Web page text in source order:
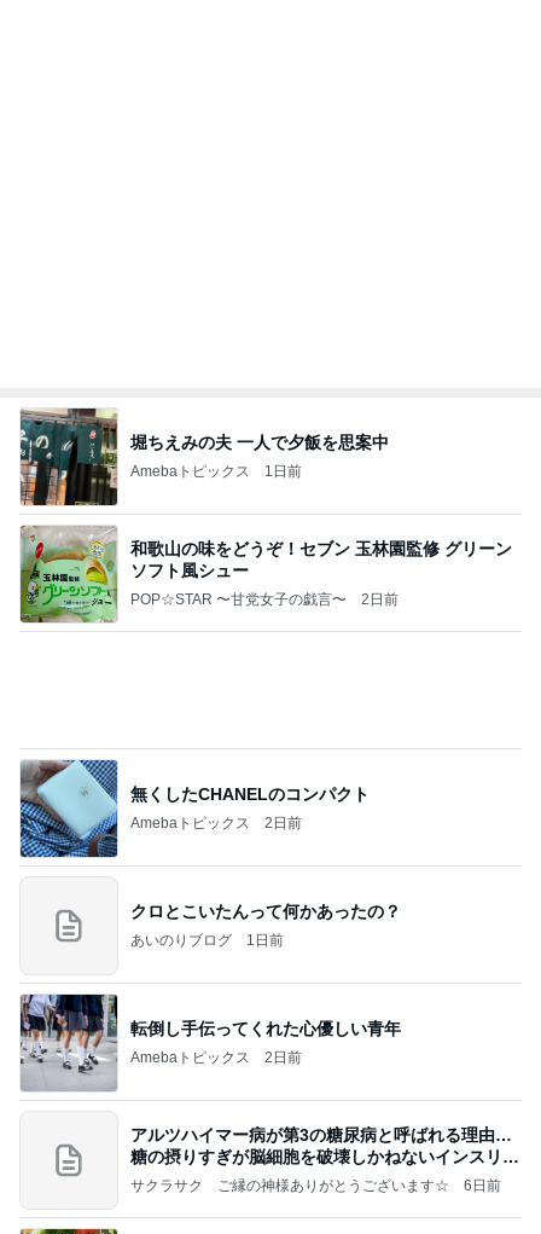
堀ちえみの夫 一人で夕飯を思案中
Amebaトピックス 1日前
和歌山の味をどうぞ！セブン 玉林園監修 グリーン
ソフト風シュー
POP☆STAR 〜甘党女子の戯言〜 2日前
無くしたCHANELのコンパクト
Amebaトピックス 2日前
クロとこいたんって何かあったの？
あいのりブログ 1日前
転倒し手伝ってくれた心優しい青年
Amebaトピックス 2日前
アルツハイマー病が第3の糖尿病と呼ばれる理由…
糖の摂りすぎが脳細胞を破壊しかねないインスリン
の恐
サクラサク ご縁の神様ありがとうございます☆ 6日前